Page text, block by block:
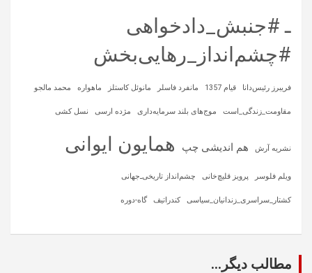
ـ #جنبش_دادخواهی
#چشم‌انداز_رهایی‌بخش
فریبرز رئیس‌دانا قیام 1357 مانفرد فاسلر مانوئل کاستلز ماهواره‌ محمد مالجو
مقاومت_زندگی_است موج‌های بلند سرمایه‌داری مژده ارسی نسل کشی
نشریه آرش هم اندیشی چپ همایون ایوانی
ویلم فلوسر پرویز قلیچ‌خانی چشم‌انداز تاریخی‌ـ‌جهانی
کشتار_سراسری_زندانیان_سیاسی کندراتیف گاه-دوره
مطالب دیگر...